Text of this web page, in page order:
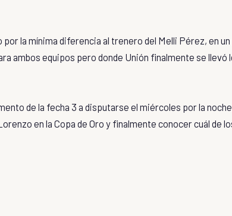
por la mínima diferencia al trenero del Melli Pérez, en
ambos equipos pero donde Unión finalmente se llevó
de la fecha 3 a disputarse el miércoles por la
en la Copa de Oro y finalmente conocer cuál de